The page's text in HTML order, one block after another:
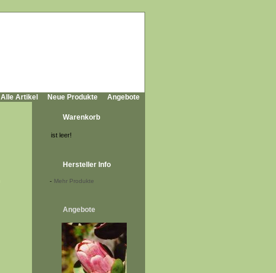
Alle Artikel Neue Produkte Angebote
Warenkorb
ist leer!
Hersteller Info
- Mehr Produkte
Angebote